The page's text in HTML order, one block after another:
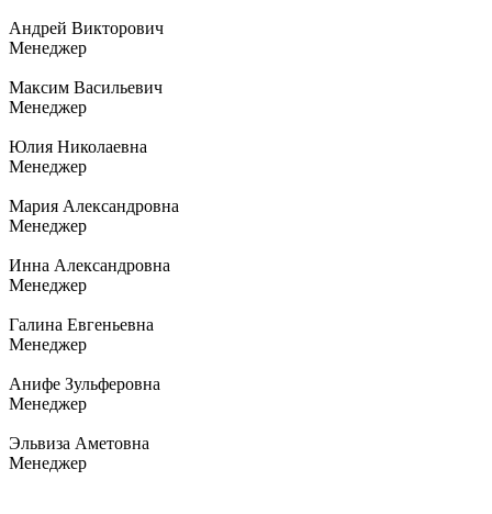
Андрей Викторович
Менеджер
Максим Васильевич
Менеджер
Юлия Николаевна
Менеджер
Мария Александровна
Менеджер
Инна Александровна
Менеджер
Галина Евгеньевна
Менеджер
Анифе Зульферовна
Менеджер
Эльвиза Аметовна
Менеджер